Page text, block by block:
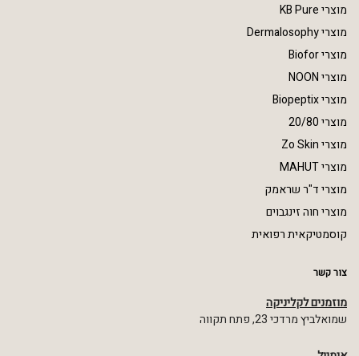
מוצרי KB Pure
מוצרי Dermalosophy
מוצרי Biofor
מוצרי NOON
מוצרי Biopeptix
מוצרי 20/80
מוצרי Zo Skin
מוצרי MAHUT
מוצרי ד"ר שראמק
מוצרי חוה זינגבוים
קוסמטיקאית רפואית
צור קשר
מוזמנים לקליניקה
שמואלביץ מרדכי 23, פתח תקווה